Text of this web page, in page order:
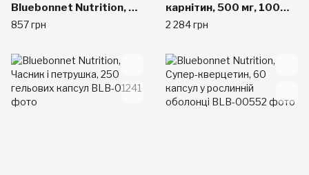
Bluebonnet Nutrition, 90
капсул
857 грн
карнітин, 500 мг, 100
капсул з рідиною
2 284 грн